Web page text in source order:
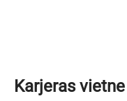
Karjeras vietne